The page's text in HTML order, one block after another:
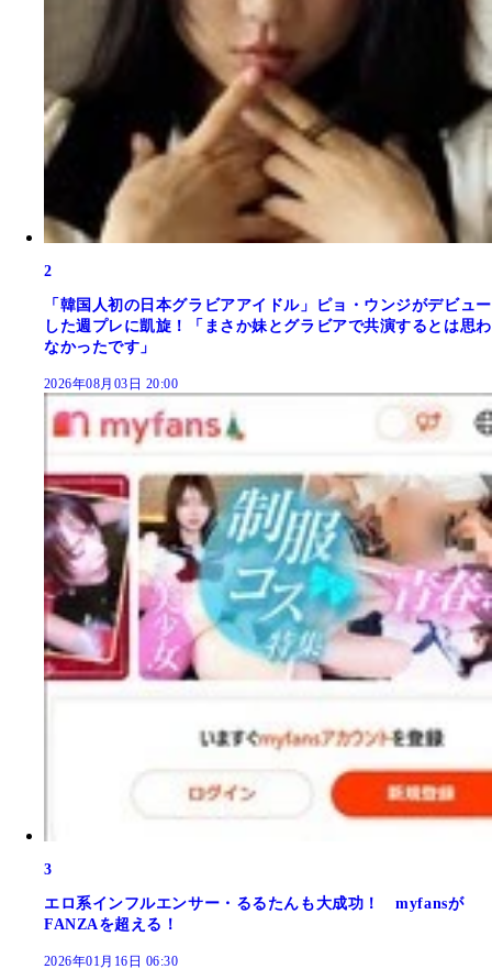
2
「韓国人初の日本グラビアアイドル」ピョ・ウンジがデビュー
した週プレに凱旋！「まさか妹とグラビアで共演するとは思わ
なかったです」
2026年08月03日 20:00
3
エロ系インフルエンサー・るるたんも大成功！ myfansが
FANZAを超える！
2026年01月16日 06:30